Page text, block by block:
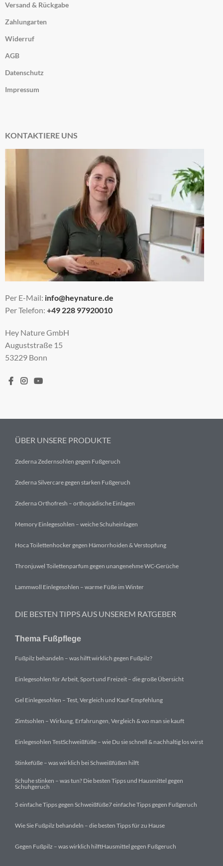
Versand & Rückgabe
Zahlungarten
Widerruf
AGB
Datenschutz
Impressum
KONTAKTIERE UNS
Per E-Mail: info@heynature.de
Per Telefon: +49 228 97920010
Hey Nature GmbH
Auguststraße 15
53229 Bonn
ÜBER UNSERE PRODUKTE
Zederna Zedernsohlen gegen Fußgeruch
Zederna Silvercare gegen starken Fußgeruch
Zederna Orthofresh – orthopädische Einlagen
Memory Einlegesohlen – weiche Schuheinlagen
Hoca Toilettenhocker gegen Hämorrhoiden & Verstopfung
Thronjuwel Toilettenparfum gegen unangenehme WC-Gerüche
Lammwoll Einlegesohlen – warme Füße im Winter
DIE BESTEN TIPPS AUS UNSEREM RATGEBER
Thema Fußpflege
Fußpilz behandeln – was hilft wirklich gegen Fußpilz?
Einlegesohlen für Arbeit, Sport und Freizeit – die große Übersicht
Gel Einlegesohlen – Test, Vergleich und Kauf-Empfehlung
Zimtsohlen – Wirkung, Erfahrungen, Vergleich & wo man sie kauft
Einlegesohlen TestSchweißfüße – wie Du sie schnell & nachhaltig los wirst
Stinkefüße – was wirklich bei Schweißfüßen hilft
Schuhe stinken – was tun? Die besten Tipps und Hausmittel gegen
Schuhgeruch
5 einfache Tipps gegen Schweißfüße7 einfache Tipps gegen Fußgeruch
Wie Sie Fußpilz behandeln – die besten Tipps für zu Hause
Gegen Fußpilz – was wirklich hilftHausmittel gegen Fußgeruch